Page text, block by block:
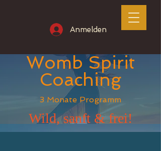
Anmelden
Womb Spirit
Coaching
3 Monate Programm
Wild, sanft & frei!